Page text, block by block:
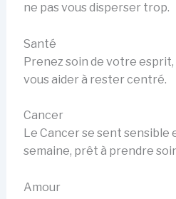
ne pas vous disperser trop.
Santé
Prenez soin de votre
vous aider à rester centré.
Cancer
Le Cancer se sent
semaine, prêt à prendre
Amour